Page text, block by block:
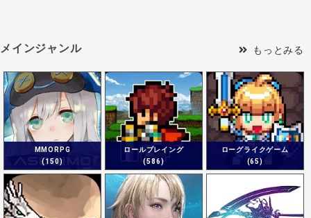
メインジャンル もっとみる
MMORPG
(150)
ロールプレイング
(586)
ローグライクゲーム
(65)